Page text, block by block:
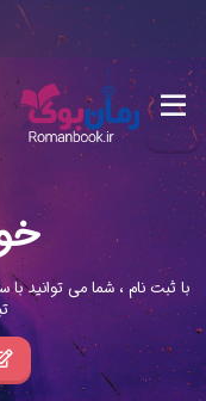
با ثبت نام ، شما می توانید